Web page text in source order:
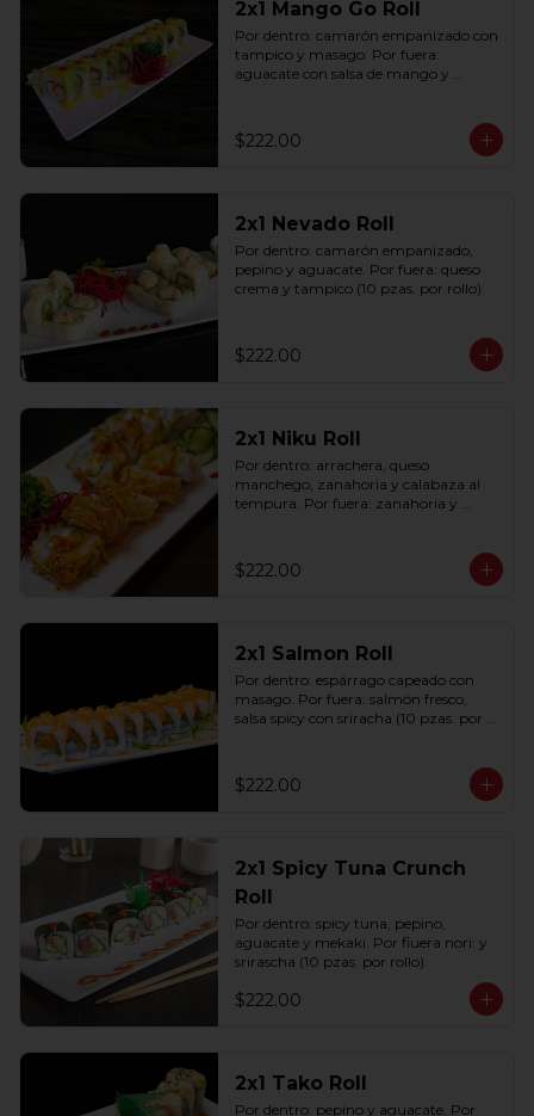
2x1 Mango Go Roll
Por dentro: camarón empanizado con
tampico y masago. Por fuera:
aguacate con salsa de mango y
$222.00
2x1 Nevado Roll
Por dentro: camarón empanizado,
pepino y aguacate. Por fuera: queso
crema y tampico (10 pzas. por rollo).
$222.00
2x1 Niku Roll
Por dentro: arrachera, queso
manchego, zanahoria y calabaza al
tempura. Por fuera: zanahoria y
$222.00
2x1 Salmon Roll
Por dentro: espárrago capeado con
masago. Por fuera: salmón fresco,
salsa spicy con sriracha (10 pzas. por
$222.00
2x1 Spicy Tuna Crunch
Roll
Por dentro: spicy tuna, pepino,
aguacate y mekaki. Por fiuera nori: y
srirascha (10 pzas. por rollo).
$222.00
2x1 Tako Roll
Por dentro: pepino y aguacate. Por